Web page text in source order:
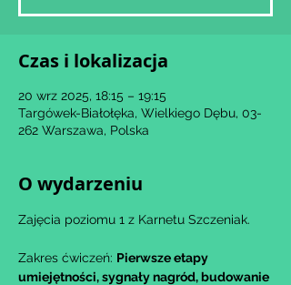
Czas i lokalizacja
20 wrz 2025, 18:15 – 19:15
Targówek-Białołęka, Wielkiego Dębu, 03-
262 Warszawa, Polska
O wydarzeniu
Zajęcia poziomu 1 z Karnetu Szczeniak.
Zakres ćwiczeń: Pierwsze etapy
umiejętności, sygnały nagród, budowanie